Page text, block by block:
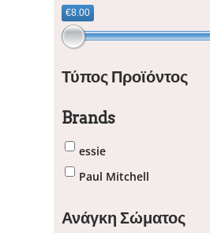
€8.00
Τύπος Προϊόντος
Brands
essie
Paul Mitchell
Ανάγκη Σώματος